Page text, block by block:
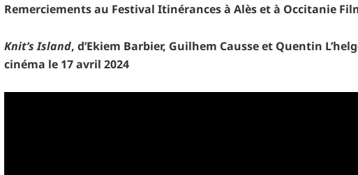
Remerciements au Festival Itinérances à Alès et à Occitanie
Knit’s Island, d’Ekiem Barbier, Guilhem Causse et Quentin
cinéma le 17 avril 2024